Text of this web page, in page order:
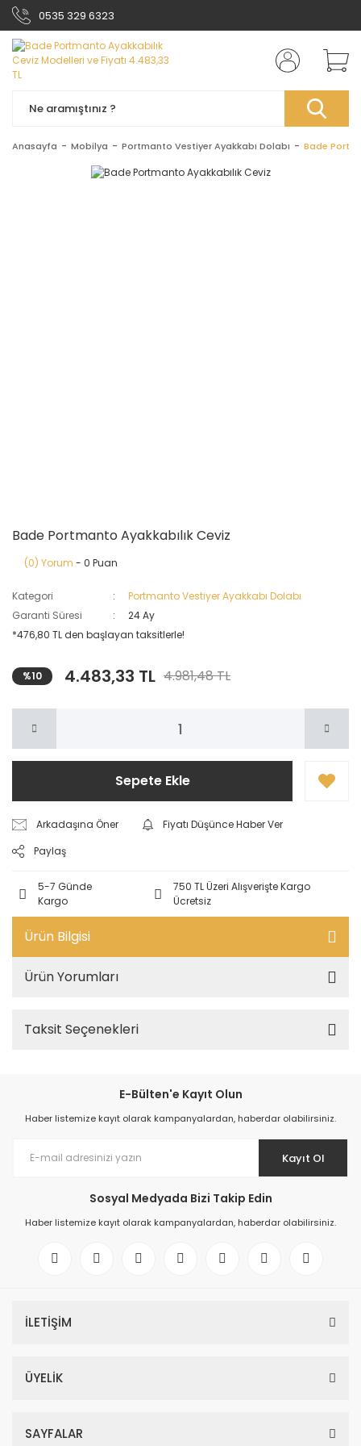
0535 329 6323
Anasayfa Mobilya Portmanto Vestiyer Ayakkabı Dolabı Bade
Bade Portmanto Ayakkabılık Ceviz
(0) Yorum - 0 Puan
Kategori
Portmanto Vestiyer Ayakkabı Dolabı
Garanti Süresi
24 Ay
*476,80 TL den başlayan taksitlerle!
%10 4.483,33 TL 4.981,48 TL
Sepete Ekle
Arkadaşına Öner
Fiyatı Düşünce Haber Ver
Paylaş
5-7 Günde
Kargo
750 TL Üzeri Alışverişte Kargo
Ücretsiz
Ürün Bilgisi
Ürün Yorumları
Taksit Seçenekleri
E-Bülten'e Kayıt Olun
Haber listemize kayıt olarak kampanyalardan, haberdar olabilirsiniz.
Kayıt Ol
Sosyal Medyada Bizi Takip Edin
Haber listemize kayıt olarak kampanyalardan, haberdar olabilirsiniz.
İLETİŞİM
ÜYELİK
SAYFALAR